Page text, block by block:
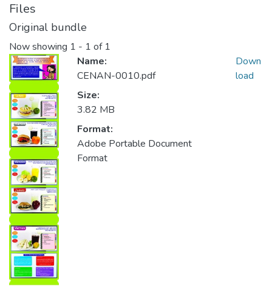
Files
Original bundle
Now showing 1 - 1 of 1
Name:
CENAN-0010.pdf
Size:
3.82 MB
Format:
Adobe Portable Document
Format
Down
load